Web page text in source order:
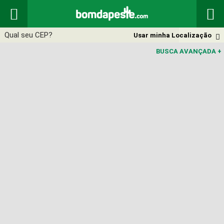
 

Usar minha Localização
BUSCA AVANÇADA +